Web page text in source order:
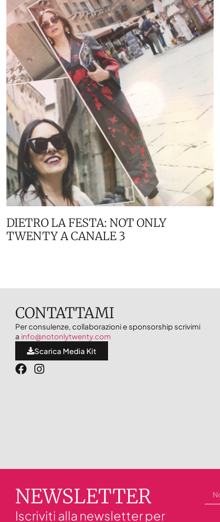
DIETRO LA FESTA: NOT ONLY
TWENTY A CANALE 3
CONTATTAMI
Per consulenze, collaborazioni e sponsorship scrivimi
a info@notonlytwenty.com
Scarica Media Kit
NEWSLETTER
Iscriviti alla newsletter per